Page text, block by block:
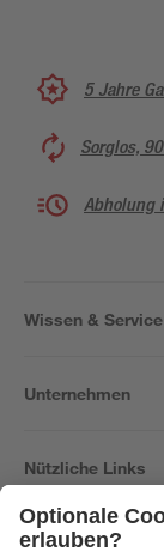
5 Jahre
Sorglos,
Abholung
Wissen & Service
Unternehmen
Nützliche Links